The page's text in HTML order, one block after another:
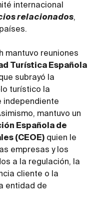
internacional
relacionados,
mantuvo reuniones
Turística Española
subrayó la
turístico la
independiente
mantuvo un
Española de
(CEOE) quien le
empresas y los
a la regulación, la
cliente o la
entidad de